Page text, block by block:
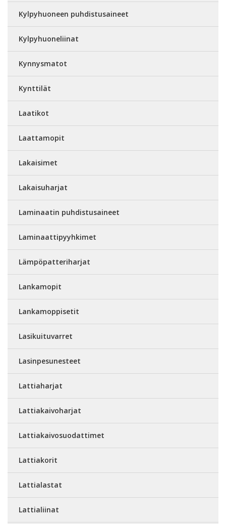
Kylpyhuoneen puhdistusaineet
Kylpyhuoneliinat
Kynnysmatot
Kynttilät
Laatikot
Laattamopit
Lakaisimet
Lakaisuharjat
Laminaatin puhdistusaineet
Laminaattipyyhkimet
Lämpöpatteriharjat
Lankamopit
Lankamoppisetit
Lasikuituvarret
Lasinpesunesteet
Lattiaharjat
Lattiakaivoharjat
Lattiakaivosuodattimet
Lattiakorit
Lattialastat
Lattialiinat